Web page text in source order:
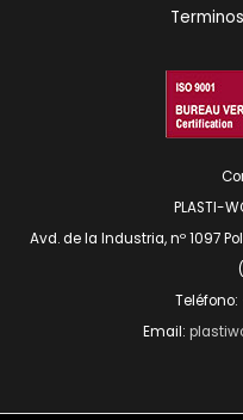
PLASTI-
Avd. de la Industria, nº 1097
Teléfono:
Email: